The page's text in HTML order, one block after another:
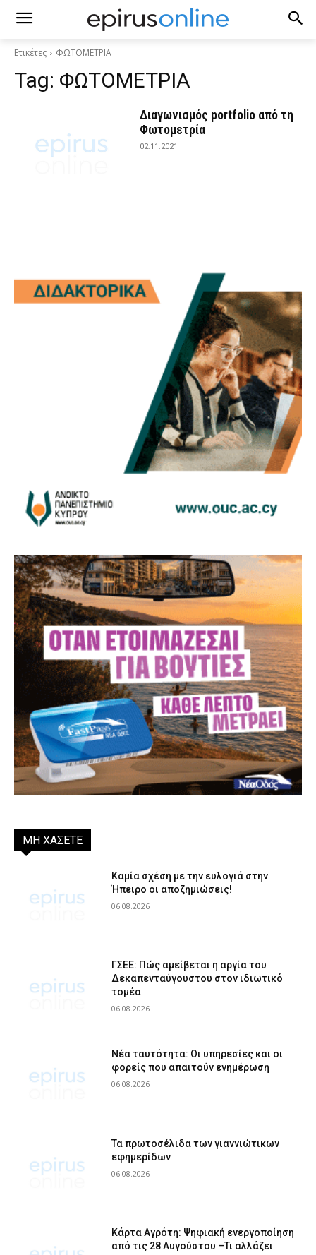
Ετικέτες ΦΩΤΟΜΕΤΡΙΑ
Tag: ΦΩΤΟΜΕΤΡΙΑ
Διαγωνισμός portfolio από τη
Φωτομετρία
02.11.2021
ΜΗ ΧΑΣΕΤΕ
Καμία σχέση με την ευλογιά στην
Ήπειρο οι αποζημιώσεις!
06.08.2026
ΓΣΕΕ: Πώς αμείβεται η αργία του
Δεκαπενταύγουστου στον ιδιωτικό
τομέα
06.08.2026
Νέα ταυτότητα: Οι υπηρεσίες και οι
φορείς που απαιτούν ενημέρωση
06.08.2026
Τα πρωτοσέλιδα των γιαννιώτικων
εφημερίδων
06.08.2026
Κάρτα Αγρότη: Ψηφιακή ενεργοποίηση
από τις 28 Αυγούστου –Τι αλλάζει